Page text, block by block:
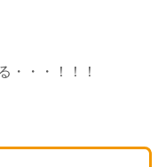
・・・！！！